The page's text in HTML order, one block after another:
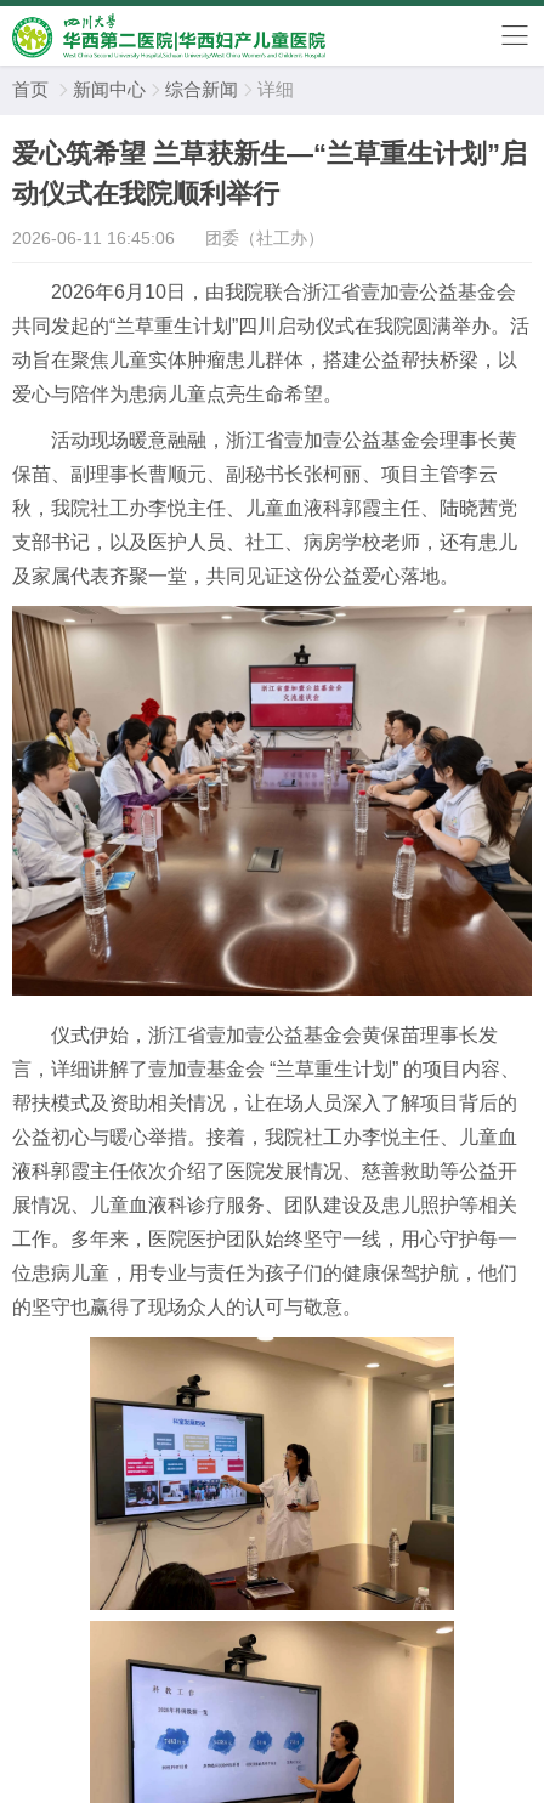
首页  新闻中心  综合新闻  详细
爱心筑希望 兰草获新生—“兰草重生计划”启
动仪式在我院顺利举行
2026-06-11 16:45:06 团委（社工办）
2026年6月10日，由我院联合浙江省壹加壹公益基金会
共同发起的“兰草重生计划”四川启动仪式在我院圆满举办。活
动旨在聚焦儿童实体肿瘤患儿群体，搭建公益帮扶桥梁，以
爱心与陪伴为患病儿童点亮生命希望。
活动现场暖意融融，浙江省壹加壹公益基金会理事长黄
保苗、副理事长曹顺元、副秘书长张柯丽、项目主管李云
秋，我院社工办李悦主任、儿童血液科郭霞主任、陆晓茜党
支部书记，以及医护人员、社工、病房学校老师，还有患儿
及家属代表齐聚一堂，共同见证这份公益爱心落地。
仪式伊始，浙江省壹加壹公益基金会黄保苗理事长发
言，详细讲解了壹加壹基金会 “兰草重生计划” 的项目内容、
帮扶模式及资助相关情况，让在场人员深入了解项目背后的
公益初心与暖心举措。接着，我院社工办李悦主任、儿童血
液科郭霞主任依次介绍了医院发展情况、慈善救助等公益开
展情况、儿童血液科诊疗服务、团队建设及患儿照护等相关
工作。多年来，医院医护团队始终坚守一线，用心守护每一
位患病儿童，用专业与责任为孩子们的健康保驾护航，他们
的坚守也赢得了现场众人的认可与敬意。